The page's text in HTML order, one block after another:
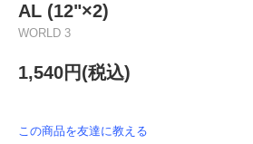
AL (12"×2)
WORLD 3
1,540円(税込)
この商品を友達に教える